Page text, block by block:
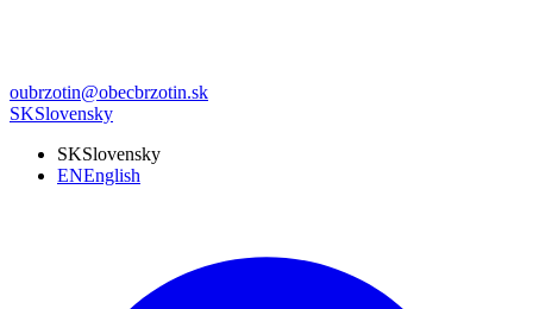
oubrzotin@obecbrzotin.sk
SKSlovensky
SKSlovensky
ENEnglish